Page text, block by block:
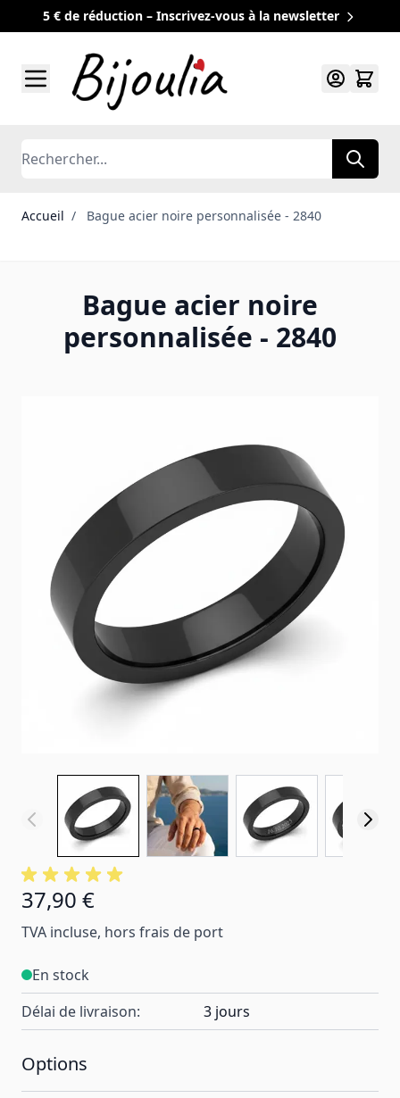
5 € de réduction – Inscrivez-vous à la newsletter
Rechercher
Accueil / Bague acier noire personnalisée - 2840
Bague acier noire
personnalisée - 2840
À partir de:
37,90 €
TVA incluse, hors frais de port
En stock
Délai de livraison:
3 jours
Options